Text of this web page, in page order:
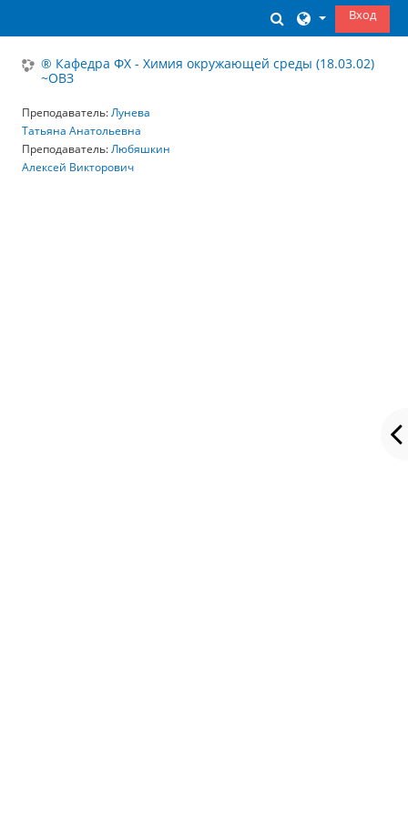
ИзменитьВход
® Кафедра ФХ - Химия окружающей среды (18.03.02)
~ОВЗ
Преподаватель:Лунева
Татьяна Анатольевна
Преподаватель:Любяшкин
Алексей Викторович